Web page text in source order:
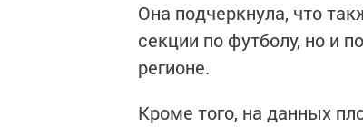
Она подчеркнула, что
секции по футболу, но и
регионе.
Кроме того, на данных